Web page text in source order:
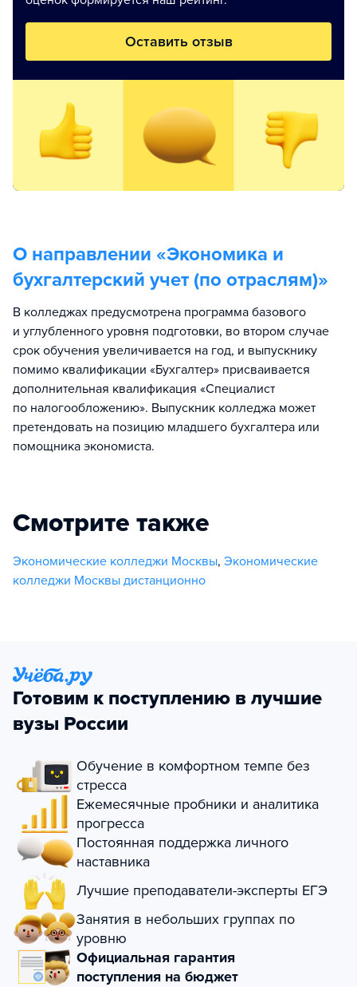
Оставить отзыв
О направлении «Экономика и
бухгалтерский учет (по отраслям)»
В колледжах предусмотрена программа базового
и углубленного уровня подготовки, во втором случае
срок обучения увеличивается на год, и выпускнику
помимо квалификации «Бухгалтер» присваивается
дополнительная квалификация «Специалист
по налогообложению». Выпускник колледжа может
претендовать на позицию младшего бухгалтера или
помощника экономиста.
Смотрите также
Экономические колледжи Москвы, Экономические
колледжи Москвы дистанционно
Готовим к поступлению в лучшие
вузы России
Обучение в комфортном темпе без
стресса
Ежемесячные пробники и аналитика
прогресса
Постоянная поддержка личного
наставника
Лучшие преподаватели-эксперты ЕГЭ
Занятия в небольших группах по
уровню
Официальная гарантия
поступления на бюджет